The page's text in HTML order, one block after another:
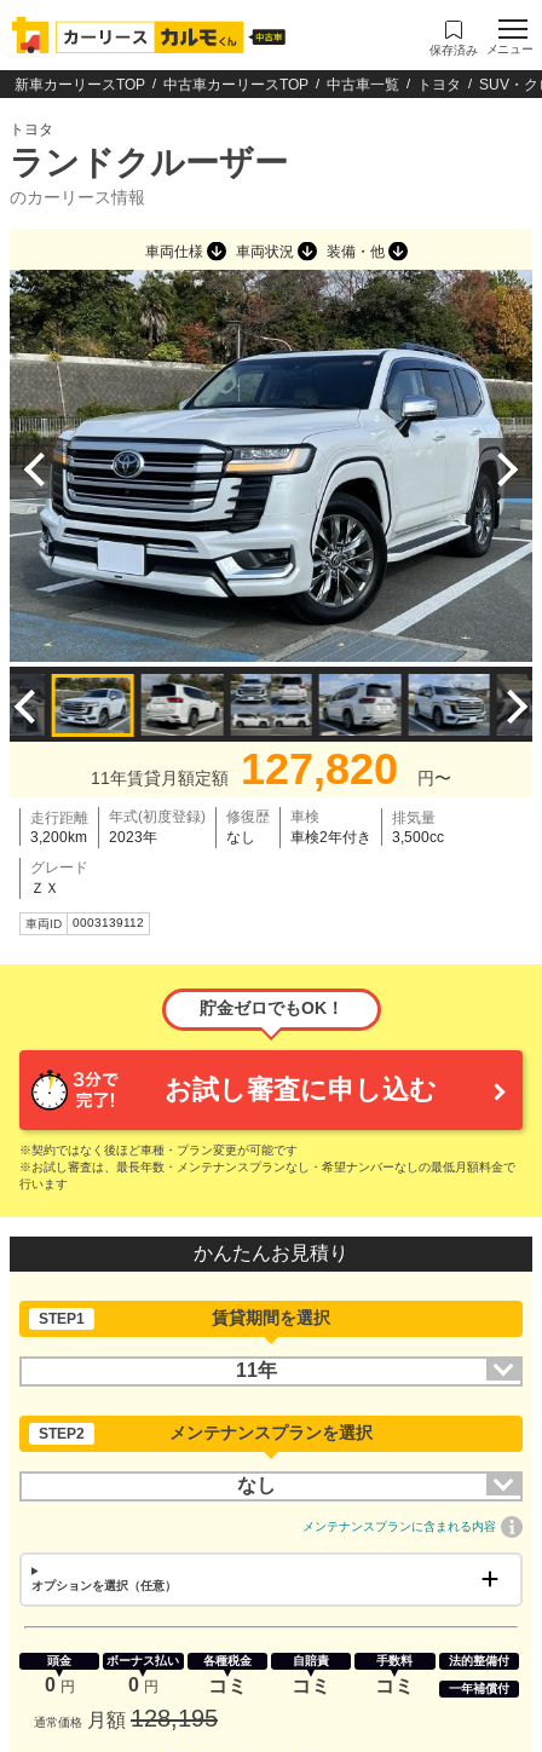
保存済み メニュー
新車カーリースTOP 中古車カーリースTOP 中古車一覧 トヨタ SUV・ク
トヨタ
ランドクルーザー
のカーリース情報
車両仕様 車両状況 装備・他
11年賃貸月額定額 127,820 円〜
走行距離
3,200km
年式(初度登録)
2023年
修復歴
なし
車検
車検2年付き
排気量
3,500cc
グレード
ＺＸ
車両ID 0003139112
貯金ゼロでもOK！
お試し審査に申し込む
※契約ではなく後ほど車種・プラン変更が可能です
※お試し審査は、最長年数・メンテナンスプランなし・希望ナンバーなしの最低月額料金で
行います
かんたんお見積り
STEP1 賃貸期間を選択
11年
STEP2 メンテナンスプランを選択
なし
メンテナンスプランに含まれる内容
オプションを選択（任意）
頭金
0 円
ボーナス払い
0 円
各種税金
コミ
自賠責
コミ
手数料
コミ
法的整備付
一年補償付
通常価格 月額 128,195